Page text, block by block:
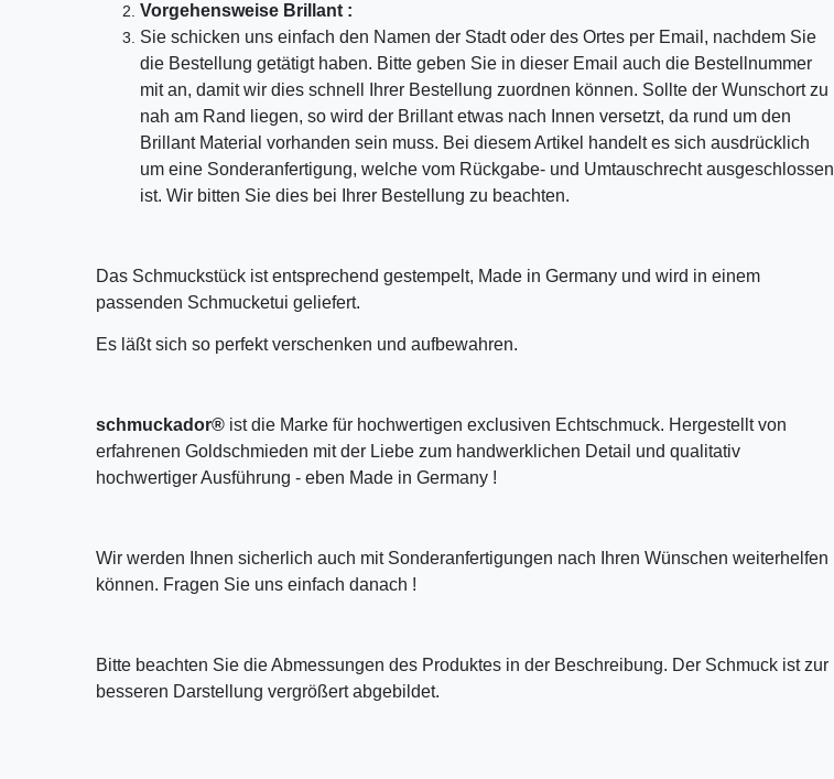
Vorgehensweise Brillant :
Sie schicken uns einfach den Namen der Stadt oder des Ortes per Email, nachdem Sie
die Bestellung getätigt haben. Bitte geben Sie in dieser Email auch die Bestellnummer
mit an, damit wir dies schnell Ihrer Bestellung zuordnen können. Sollte der Wunschort zu
nah am Rand liegen, so wird der Brillant etwas nach Innen versetzt, da rund um den
Brillant Material vorhanden sein muss. Bei diesem Artikel handelt es sich ausdrücklich
um eine Sonderanfertigung, welche vom Rückgabe- und Umtauschrecht ausgeschlossen
ist. Wir bitten Sie dies bei Ihrer Bestellung zu beachten.
Das Schmuckstück ist entsprechend gestempelt, Made in Germany und wird in einem
passenden Schmucketui geliefert.
Es läßt sich so perfekt verschenken und aufbewahren.
schmuckador® ist die Marke für hochwertigen exclusiven Echtschmuck. Hergestellt von
erfahrenen Goldschmieden mit der Liebe zum handwerklichen Detail und qualitativ
hochwertiger Ausführung - eben Made in Germany !
Wir werden Ihnen sicherlich auch mit Sonderanfertigungen nach Ihren Wünschen weiterhelfen
können. Fragen Sie uns einfach danach !
Bitte beachten Sie die Abmessungen des Produktes in der Beschreibung. Der Schmuck ist zur
besseren Darstellung vergrößert abgebildet.